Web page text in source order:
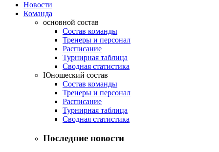
Новости
Команда
основной состав
Состав команды
Тренеры и персонал
Расписание
Турнирная таблица
Сводная статистика
Юношеский состав
Состав команды
Тренеры и персонал
Расписание
Турнирная таблица
Сводная статистика
Последние новости